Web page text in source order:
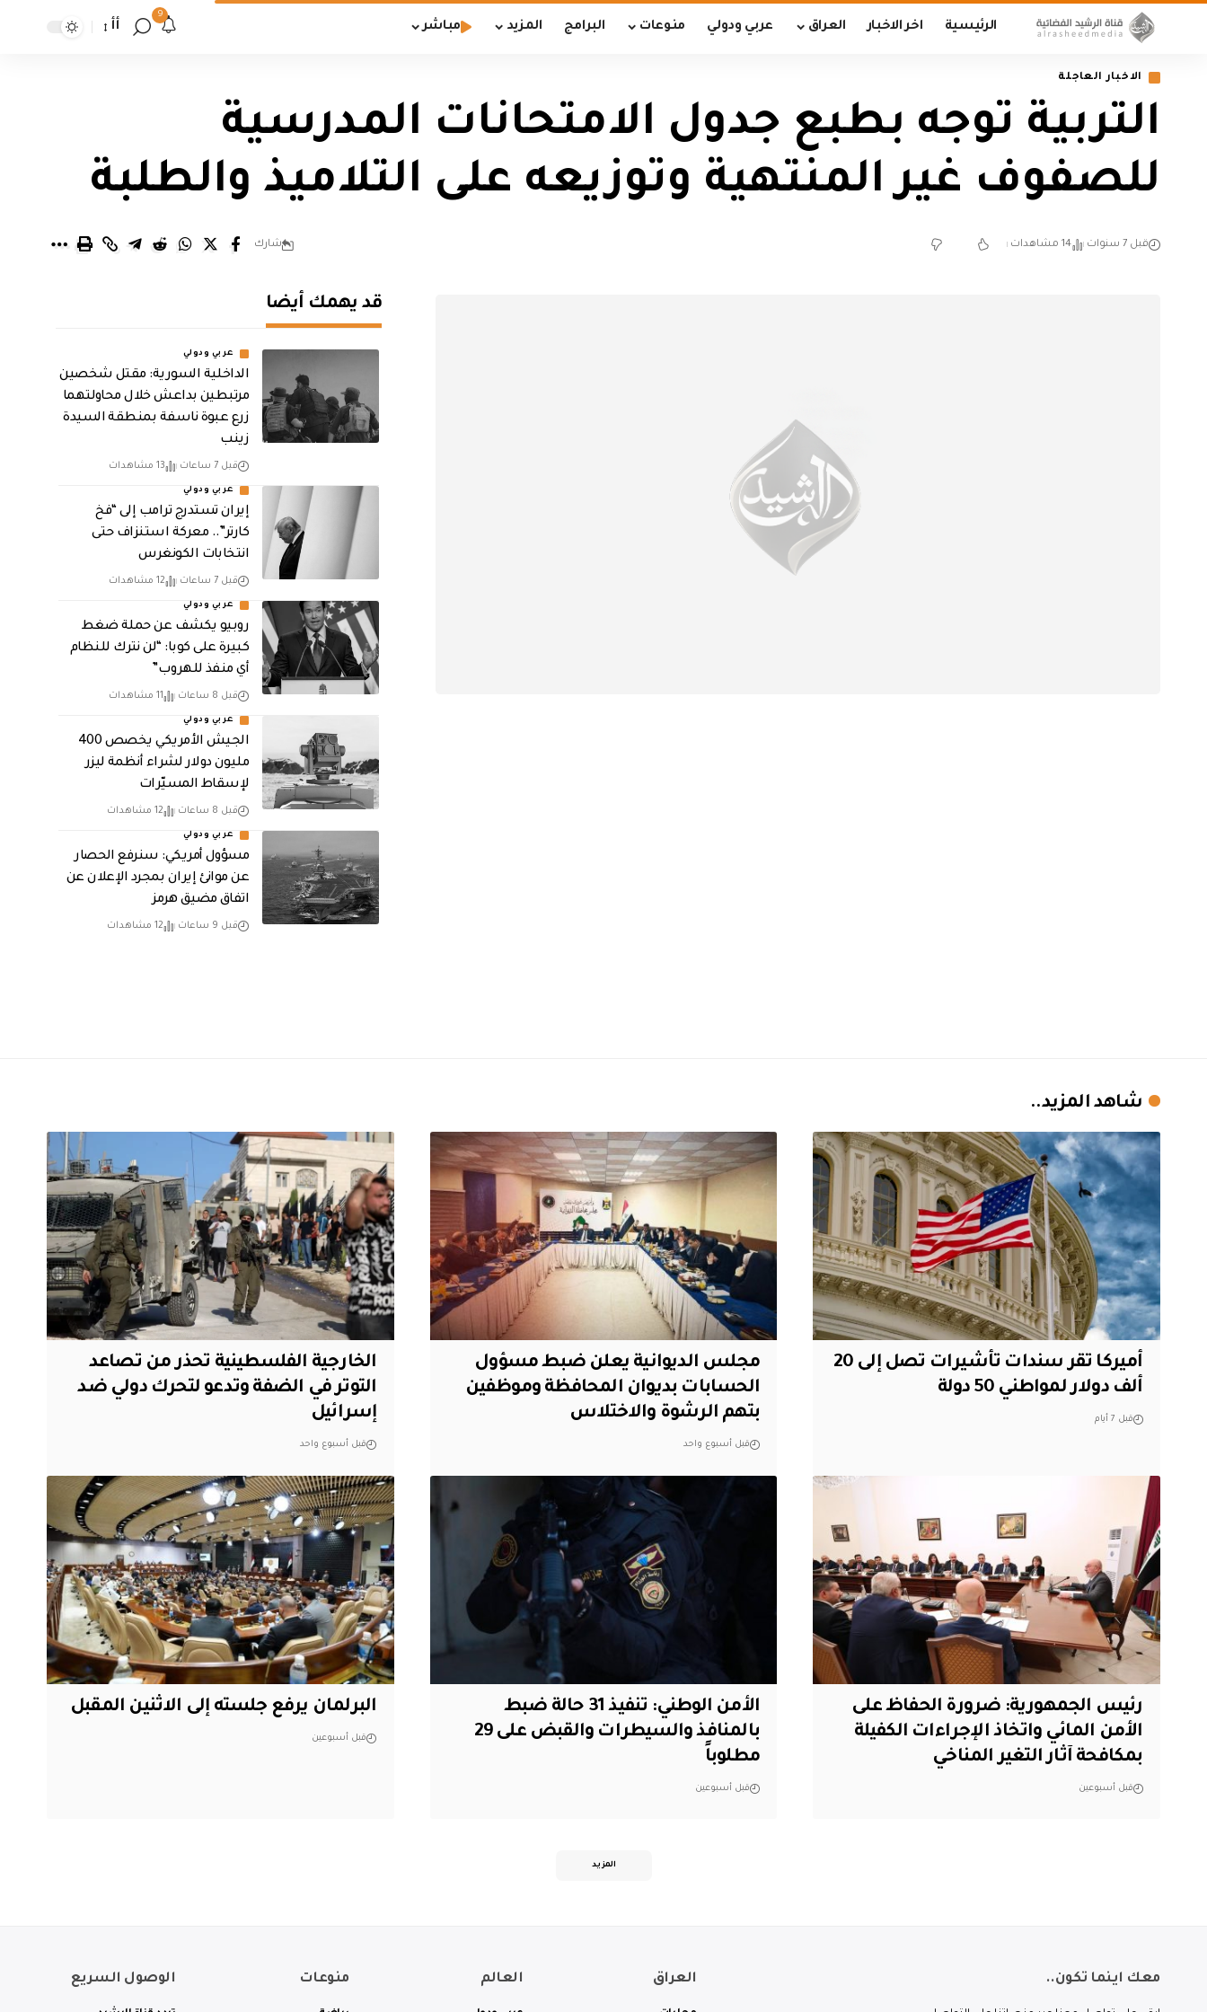
الرئيسية اخر الاخبار العراق عربي ودولي منوعات البرامج المزيد مباشر
9
أأ
الاخبار العاجلة
التربية توجه بطبع جدول الامتحانات المدرسية
للصفوف غير المنتهية وتوزيعه على التلاميذ والطلبة
قبل 7 سنوات 14 مشاهدات شارك
قد يهمك أيضا
عربي ودولي
الداخلية السورية: مقتل شخصين
مرتبطين بداعش خلال محاولتهما
زرع عبوة ناسفة بمنطقة السيدة
زينب
قبل 7 ساعات 13 مشاهدات
عربي ودولي
إيران تستدرج ترامب إلى “فخ
كارتر”.. معركة استنزاف حتى
انتخابات الكونغرس
قبل 7 ساعات 12 مشاهدات
عربي ودولي
روبيو يكشف عن حملة ضغط
كبيرة على كوبا: “لن نترك للنظام
أي منفذ للهروب”
قبل 8 ساعات 11 مشاهدات
عربي ودولي
الجيش الأمريكي يخصص 400
مليون دولار لشراء أنظمة ليزر
لإسقاط المسيّرات
قبل 8 ساعات 12 مشاهدات
عربي ودولي
مسؤول أمريكي: سنرفع الحصار
عن موانئ إيران بمجرد الإعلان عن
اتفاق مضيق هرمز
قبل 9 ساعات 12 مشاهدات
شاهد المزيد..
أميركا تقر سندات تأشيرات تصل إلى 20
ألف دولار لمواطني 50 دولة
قبل 7 أيام
مجلس الديوانية يعلن ضبط مسؤول
الحسابات بديوان المحافظة وموظفين
بتهم الرشوة والاختلاس
قبل أسبوع واحد
الخارجية الفلسطينية تحذر من تصاعد
التوتر في الضفة وتدعو لتحرك دولي ضد
إسرائيل
قبل أسبوع واحد
رئيس الجمهورية: ضرورة الحفاظ على
الأمن المائي واتخاذ الإجراءات الكفيلة
بمكافحة آثار التغير المناخي
قبل أسبوعين
الأمن الوطني: تنفيذ 31 حالة ضبط
بالمنافذ والسيطرات والقبض على 29
مطلوباً
قبل أسبوعين
البرلمان يرفع جلسته إلى الاثنين المقبل
قبل أسبوعين
المزيد
معك اينما تكون.. العراق العالم منوعات الوصول السريع